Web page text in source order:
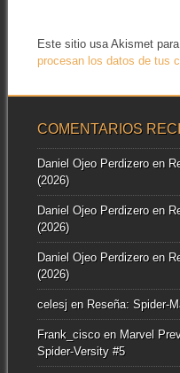
Este sitio usa Akismet
procesan los datos de tus
COMENTARIOS
Daniel Ojeo Perdizeroen
(2026)
Daniel Ojeo Perdizeroen
(2026)
Daniel Ojeo Perdizeroen
(2026)
celesjen Reseña: Spider-
Frank_ciscoen Marvel
Spider-Versity #5